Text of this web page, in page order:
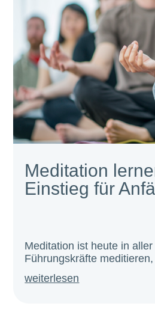
Meditation
Einstieg für
Meditation ist heute in
Führungskräfte
weiterlesen